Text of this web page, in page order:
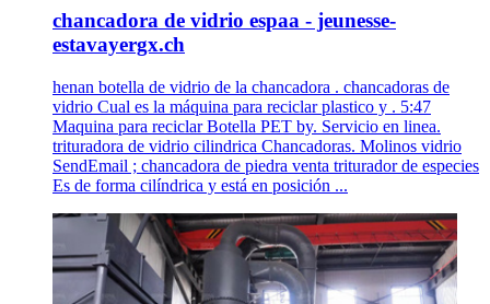
chancadora de vidrio espaa - jeunesse-
estavayergx.ch
henan botella de vidrio de la chancadora . chancadoras de
vidrio Cual es la máquina para reciclar plastico y . 5:47
Maquina para reciclar Botella PET by. Servicio en linea.
trituradora de vidrio cilindrica Chancadoras. Molinos vidrio
SendEmail ; chancadora de piedra venta triturador de especies
Es de forma cilíndrica y está en posición ...